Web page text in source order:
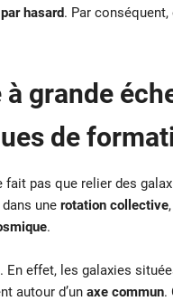
hasard. Par
grande
de
fait pas que relier des
une rotation collective
.
. En effet, les galaxies
autour d’un axe commun.